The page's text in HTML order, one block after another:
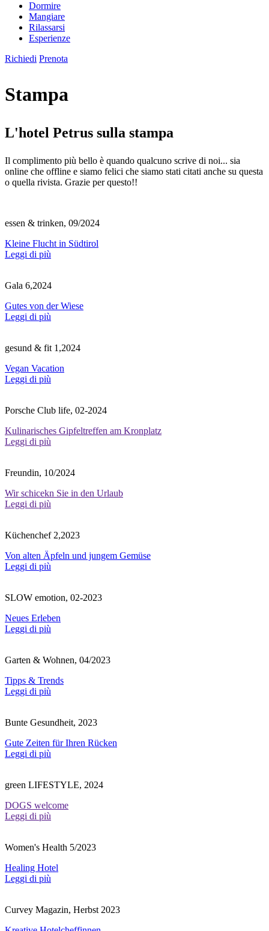
Dormire
Mangiare
Rilassarsi
Esperienze
Richiedi Prenota
Stampa
L'hotel Petrus sulla stampa
Il complimento più bello è quando qualcuno scrive di noi... sia
online che offline e siamo felici che siamo stati citati anche su questa
o quella rivista. Grazie per questo!!
essen & trinken, 09/2024
Kleine Flucht in Südtirol
Leggi di più
Gala 6,2024
Gutes von der Wiese
Leggi di più
gesund & fit 1,2024
Vegan Vacation
Leggi di più
Porsche Club life, 02-2024
Kulinarisches Gipfeltreffen am Kronplatz
Leggi di più
Freundin, 10/2024
Wir schicekn Sie in den Urlaub
Leggi di più
Küchenchef 2,2023
Von alten Äpfeln und jungem Gemüse
Leggi di più
SLOW emotion, 02-2023
Neues Erleben
Leggi di più
Garten & Wohnen, 04/2023
Tipps & Trends
Leggi di più
Bunte Gesundheit, 2023
Gute Zeiten für Ihren Rücken
Leggi di più
green LIFESTYLE, 2024
DOGS welcome
Leggi di più
Women's Health 5/2023
Healing Hotel
Leggi di più
Curvey Magazin, Herbst 2023